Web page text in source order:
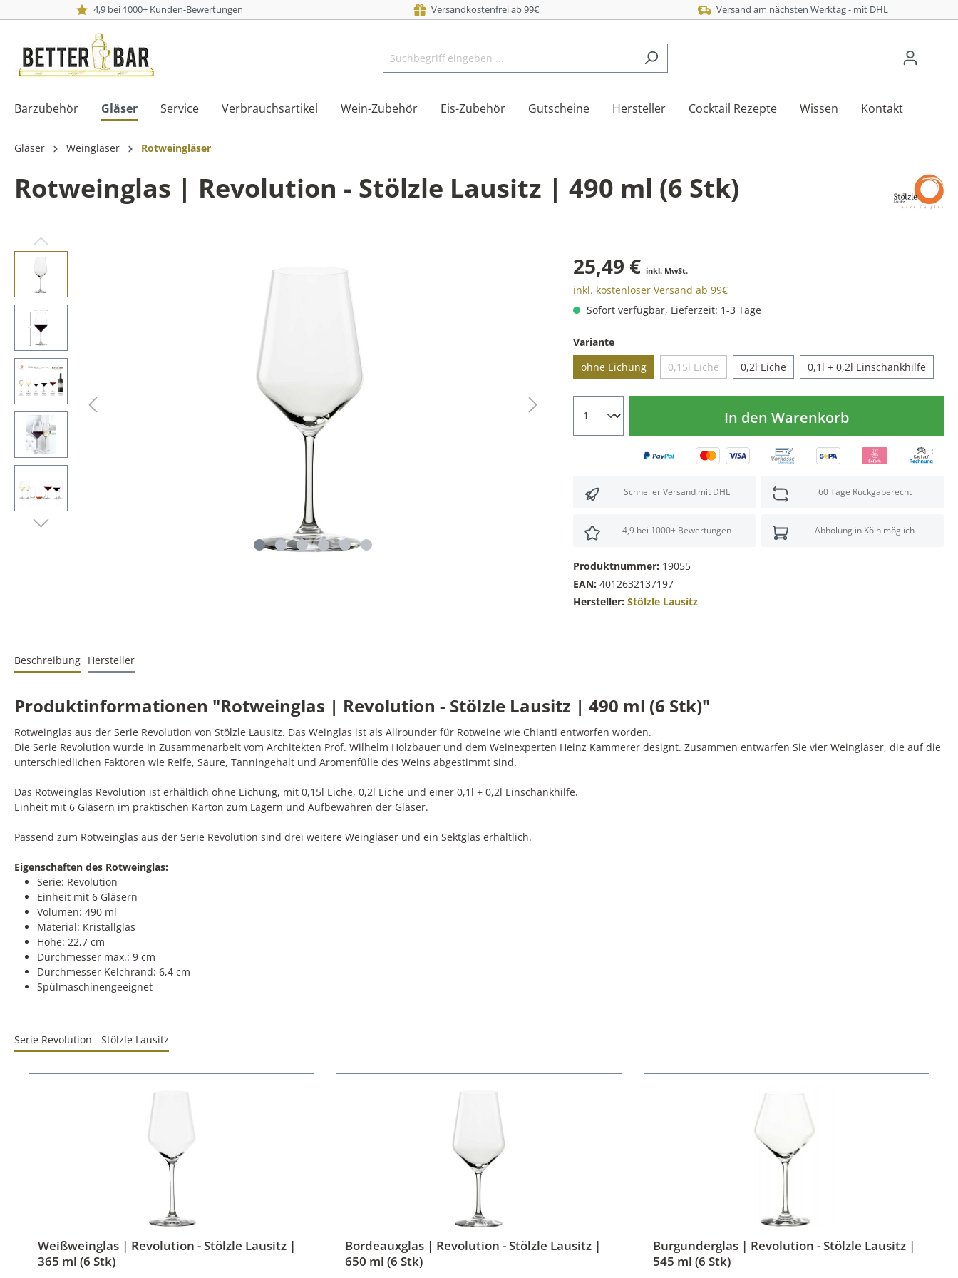
4,9 bei 1000+ Kunden-Bewertungen Versandkostenfrei ab 99€ Versand am nächsten Werktag - mit DHL
Barzubehör Gläser Service Verbrauchsartikel Wein-Zubehör Eis-Zubehör Gutscheine Hersteller Cocktail Rezepte Wissen Kontakt
Gläser Weingläser Rotweingläser
Rotweinglas | Revolution - Stölzle Lausitz | 490 ml (6 Stk)
25,49 € inkl. MwSt.
inkl. kostenloser Versand ab 99€
Sofort verfügbar, Lieferzeit: 1-3 Tage
Variante
ohne Eichung
0,15l Eiche 0,2l Eiche 0,1l + 0,2l Einschankhilfe
In den Warenkorb
Schneller Versand mit DHL 60 Tage Rückgaberecht
4,9 bei 1000+ Bewertungen Abholung in Köln möglich
Produktnummer: 19055
EAN: 4012632137197
Hersteller: Stölzle Lausitz
Beschreibung Hersteller
Produktinformationen "Rotweinglas | Revolution - Stölzle Lausitz | 490 ml (6 Stk)"
Rotweinglas aus der Serie Revolution von Stölzle Lausitz. Das Weinglas ist als Allrounder für Rotweine wie Chianti entworfen worden.
Die Serie Revolution wurde in Zusammenarbeit vom Architekten Prof. Wilhelm Holzbauer und dem Weinexperten Heinz Kammerer designt. Zusammen entwarfen Sie vier Weingläser, die auf die
unterschiedlichen Faktoren wie Reife, Säure, Tanningehalt und Aromenfülle des Weins abgestimmt sind.
Das Rotweinglas Revolution ist erhältlich ohne Eichung, mit 0,15l Eiche, 0,2l Eiche und einer 0,1l + 0,2l Einschankhilfe.
Einheit mit 6 Gläsern im praktischen Karton zum Lagern und Aufbewahren der Gläser.
Passend zum Rotweinglas aus der Serie Revolution sind drei weitere Weingläser und ein Sektglas erhältlich.
Eigenschaften des Rotweinglas:
Serie: Revolution
Einheit mit 6 Gläsern
Volumen: 490 ml
Material: Kristallglas
Höhe: 22,7 cm
Durchmesser max.: 9 cm
Durchmesser Kelchrand: 6,4 cm
Spülmaschinengeeignet
Serie Revolution - Stölzle Lausitz
Weißweinglas | Revolution - Stölzle Lausitz |
365 ml (6 Stk)
Bordeauxglas | Revolution - Stölzle Lausitz |
650 ml (6 Stk)
Burgunderglas | Revolution - Stölzle Lausitz |
545 ml (6 Stk)